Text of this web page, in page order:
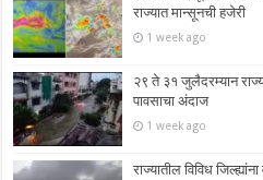
राज्यात मान्सूनची हजेरी
1 week ago
२९ ते ३१ जुलैदरम्यान
पावसाचा अंदाज
1 week ago
राज्यातील विविध